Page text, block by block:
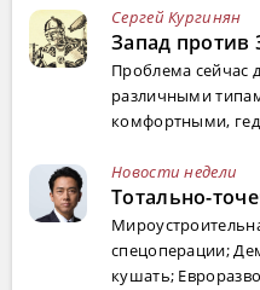
Сергей Кургинян
Запад против
Проблема сейчас
различными
комфортными,
Новости недели
Тотально-
спецоперации;
кушать;